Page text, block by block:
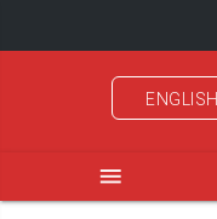
ENGLISH
menu